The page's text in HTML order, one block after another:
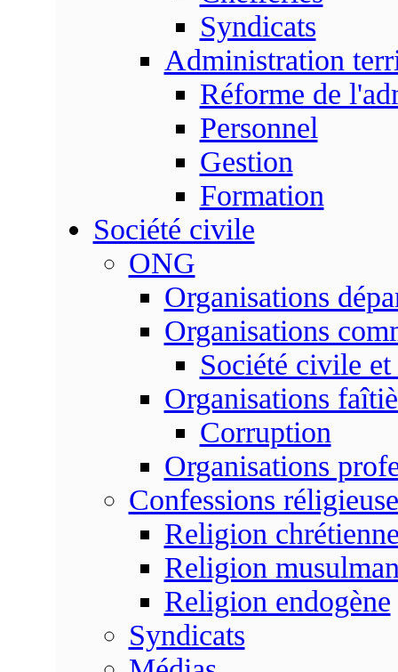
Syndicats
Administration
Réforme de
Personnel
Gestion
Formation
Société civile
ONG
Organisations
Organisations
Société civile
Organisations
Corruption
Organisations
Confessions
Religion
Religion
Religion endogène
Syndicats